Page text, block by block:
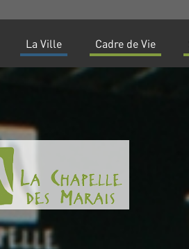
La Ville Cadre de Vie